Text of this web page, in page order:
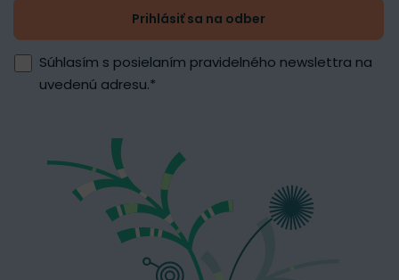
Prihlásiť sa na odber
Súhlasím s posielaním pravidelného newslettra na
uvedenú adresu.*